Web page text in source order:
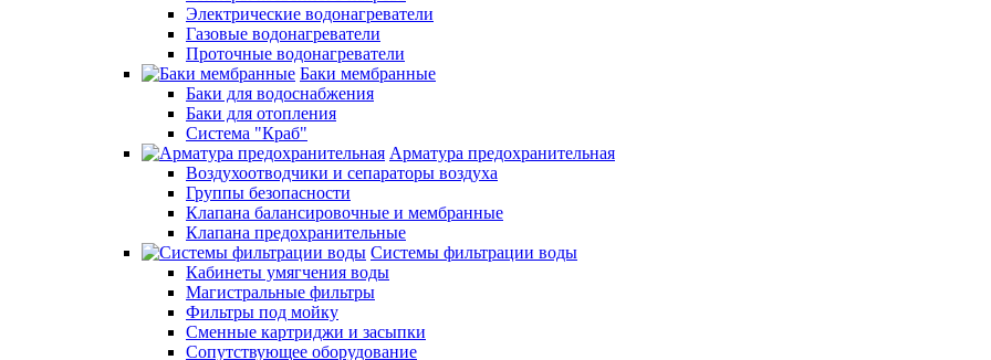
Электрические водонагреватели
Газовые водонагреватели
Проточные водонагреватели
Баки мембранные
Баки для водоснабжения
Баки для отопления
Система "Краб"
Арматура предохранительная
Воздухоотводчики и сепараторы воздуха
Группы безопасности
Клапана балансировочные и мембранные
Клапана предохранительные
Системы фильтрации воды
Кабинеты умягчения воды
Магистральные фильтры
Фильтры под мойку
Сменные картриджи и засыпки
Сопутствующее оборудование